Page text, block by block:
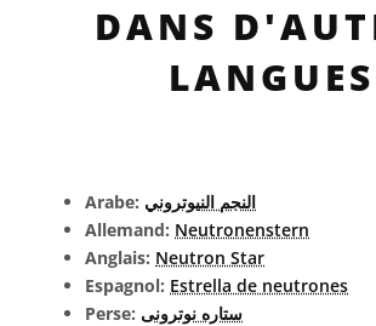
DANS
LANGUES
Arabe: النجم النيوتروني
Allemand: Neutronenstern
Anglais: Neutron Star
Espagnol: Estrella de neutrones
Perse: ستاره نوترونی